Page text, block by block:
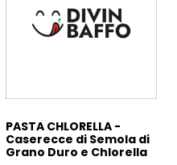
PASTA CHLORELLA -
Caserecce di Semola di
Grano Duro e Chlorella